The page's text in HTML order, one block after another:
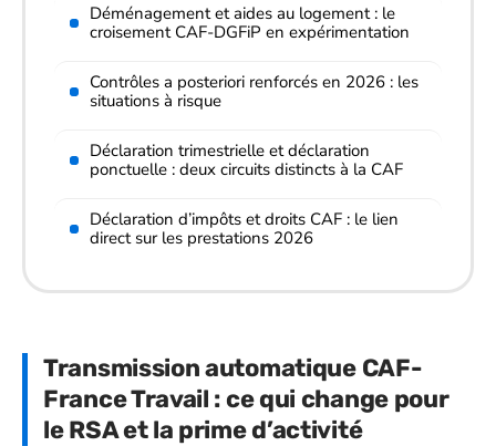
Déménagement et aides au logement : le
croisement CAF-DGFiP en expérimentation
Contrôles a posteriori renforcés en 2026 : les
situations à risque
Déclaration trimestrielle et déclaration
ponctuelle : deux circuits distincts à la CAF
Déclaration d’impôts et droits CAF : le lien
direct sur les prestations 2026
Transmission automatique CAF-
France Travail : ce qui change pour
le RSA et la prime d’activité